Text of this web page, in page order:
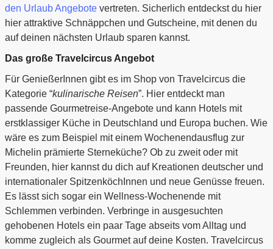
den Urlaub Angebotevertreten. Sicherlich entdeckst du hier
hier attraktive Schnäppchen und Gutscheine, mit denen du
auf deinen nächsten Urlaub sparen kannst.
Das große Travelcircus Angebot
Für GenießerInnen gibt es im Shop von Travelcircus die
Kategorie “kulinarische Reisen”. Hier entdeckt man
passende Gourmetreise-Angebote und kann Hotels mit
erstklassiger Küche in Deutschland und Europa buchen. Wie
wäre es zum Beispiel mit einem Wochenendausflug zur
Michelin prämierte Sterneküche? Ob zu zweit oder mit
Freunden, hier kannst du dich auf Kreationen deutscher und
internationaler SpitzenköchInnen und neue Genüsse freuen.
Es lässt sich sogar ein Wellness-Wochenende mit
Schlemmen verbinden. Verbringe in ausgesuchten
gehobenen Hotels ein paar Tage abseits vom Alltag und
komme zugleich als Gourmet auf deine Kosten. Travelcircus